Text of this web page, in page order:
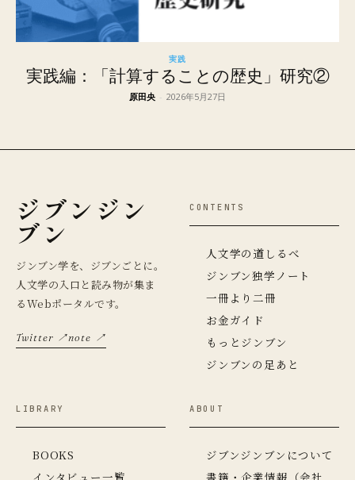
実践
実践編：「計算することの歴史」研究②
原田央 - 2026年5月27日
ジブンジン
ブン
ジンブン学を、ジブンごとに。
人文学の入口と読み物が集ま
るWebポータルです。
Twitter ↗note ↗
CONTENTS
人文学の道しるべ
ジンブン独学ノート
一冊より二冊
お金ガイド
もっとジンブン
ジンブンの足あと
LIBRARY
BOOKS
ABOUT
ジブンジンブンについて